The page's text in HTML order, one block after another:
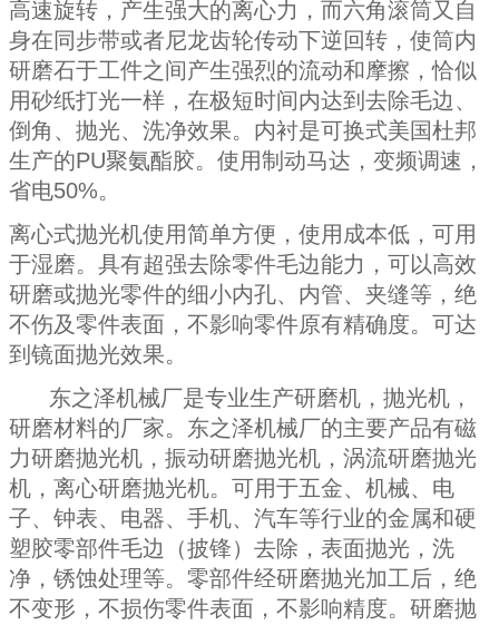
高速旋转，产生强大的离心力，而六角滚筒又自
身在同步带或者尼龙齿轮传动下逆回转，使筒内
研磨石于工件之间产生强烈的流动和摩擦，恰似
用砂纸打光一样，在极短时间内达到去除毛边、
倒角、抛光、洗净效果。内衬是可换式美国杜邦
生产的PU聚氨酯胶。使用制动马达，变频调速，
省电50%。
离心式抛光机使用简单方便，使用成本低，可用
于湿磨。具有超强去除零件毛边能力，可以高效
研磨或抛光零件的细小内孔、内管、夹缝等，绝
不伤及零件表面，不影响零件原有精确度。可达
到镜面抛光效果。
东之泽机械厂是专业生产研磨机，抛光机，
研磨材料的厂家。东之泽机械厂的主要产品有磁
力研磨抛光机，振动研磨抛光机，涡流研磨抛光
机，离心研磨抛光机。可用于五金、机械、电
子、钟表、电器、手机、汽车等行业的金属和硬
塑胶零部件毛边（披锋）去除，表面抛光，洗
净，锈蚀处理等。零部件经研磨抛光加工后，绝
不变形，不损伤零件表面，不影响精度。研磨抛